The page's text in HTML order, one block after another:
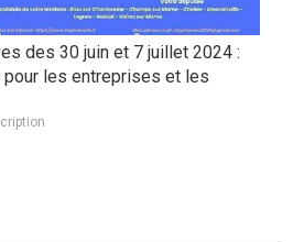
des 30 juin et 7 juillet 2024 :
pour les entreprises et les